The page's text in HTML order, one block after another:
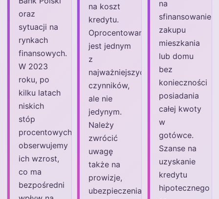
oraz
sytuacji na
rynkach
finansowych.
W 2023
roku, po
kilku latach
niskich
stóp
procentowych,
obserwujemy
ich wzrost,
co ma
bezpośredni
na koszt
kredytu.
Oprocentowanie
jest jednym
z
najważniejszych
czynników,
ale nie
jedynym.
Należy
zwrócić
uwagę
także na
prowizje,
ubezpieczenia
na
sfinansowanie
zakupu
mieszkania
lub domu
bez
konieczności
posiadania
całej kwoty
w
gotówce.
Szanse na
uzyskanie
kredytu
hipotecznego